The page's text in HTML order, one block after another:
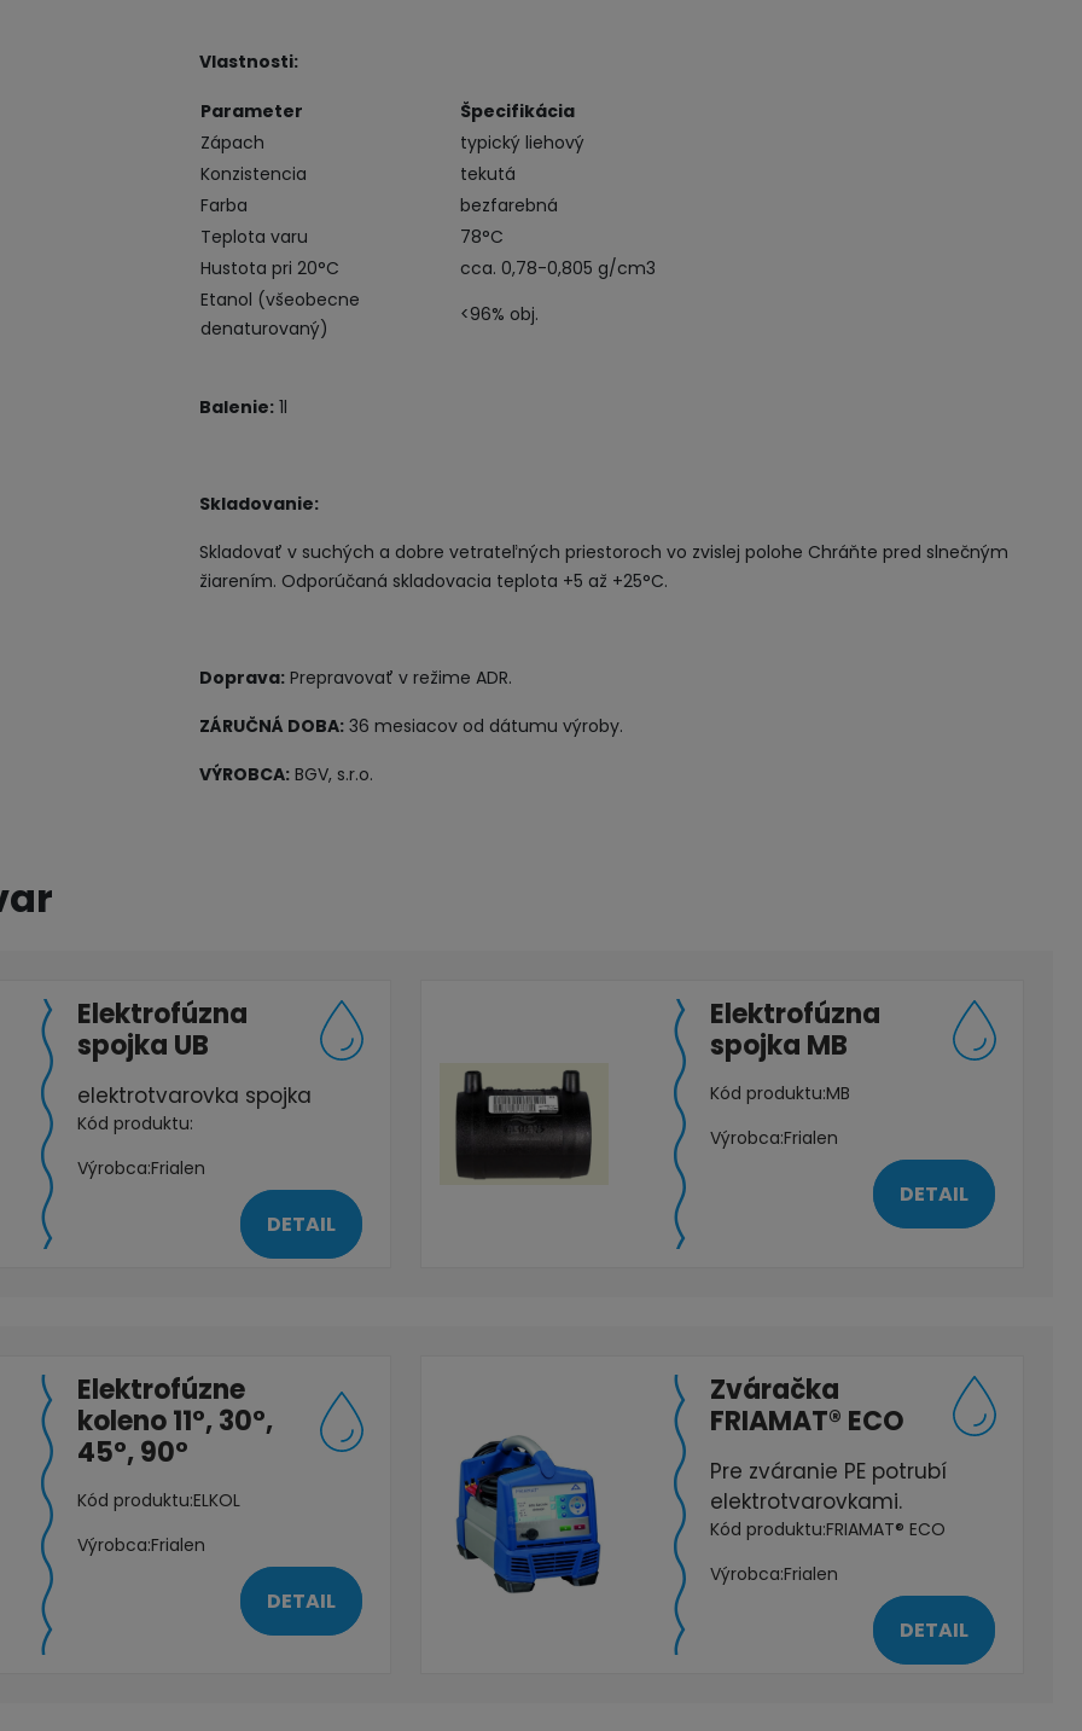
Vlastnosti:
Parameter
Špecifikácia
Zápach
typický liehový
Konzistencia
tekutá
Farba
bezfarebná
Teplota varu
78°C
Hustota pri 20°C
cca. 0,78-0,805 g/cm3
Etanol (všeobecne
denaturovaný)
<96% obj.
Balenie: 1l
Skladovanie:
Skladovať v suchých a dobre vetrateľných priestoroch vo zvislej polohe Chráňte pred slnečným
žiarením. Odporúčaná skladovacia teplota +5 až +25°C.
Doprava: Prepravovať v režime ADR.
ZÁRUČNÁ DOBA: 36 mesiacov od dátumu výroby.
VÝROBCA: BGV, s.r.o.
Elektrofúzna
spojka UB
elektrotvarovka spojka
Kód produktu:
Výrobca:Frialen
DETAIL
Elektrofúzna
spojka MB
Kód produktu:MB
Výrobca:Frialen
DETAIL
Elektrofúzne
koleno 11°, 30°,
45°, 90°
Kód produktu:ELKOL
Výrobca:Frialen
DETAIL
Zváračka
FRIAMAT® ECO
Pre zváranie PE potrubí
elektrotvarovkami.
Kód produktu:FRIAMAT® ECO
Výrobca:Frialen
DETAIL